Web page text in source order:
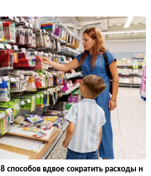
вдвое сократить расходы н